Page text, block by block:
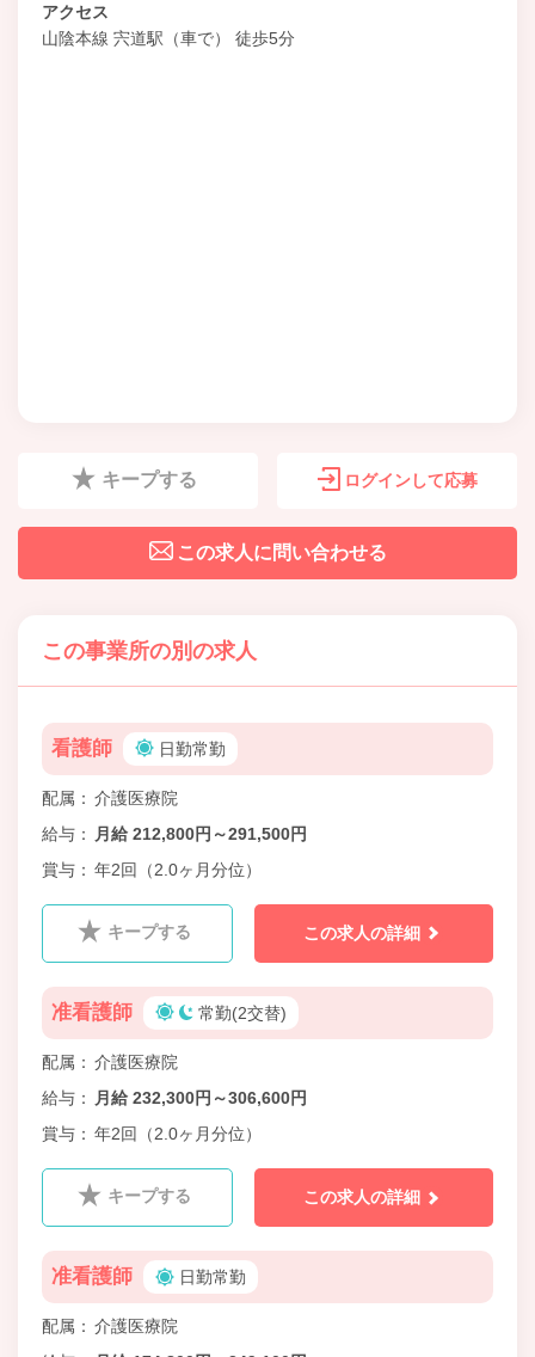
アクセス
山陰本線 宍道駅（車で） 徒歩5分
キープする ログインして応募
この求人に問い合わせる
この事業所の別の求人
看護師 日勤常勤
配属
介護医療院
給与
月給 212,800円～291,500円
賞与
年2回（2.0ヶ月分位）
キープする この求人の詳細
准看護師 常勤(2交替)
配属
介護医療院
給与
月給 232,300円～306,600円
賞与
年2回（2.0ヶ月分位）
キープする この求人の詳細
准看護師 日勤常勤
配属
介護医療院